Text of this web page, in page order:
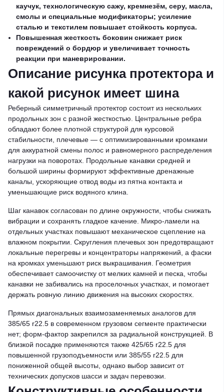
каучук, технологическую сажу, кремнезём, серу, масла,
смолы и специальные модификаторы; усиление
сталью и текстилем повышает стойкость корпуса.
Повышенная жесткость боковин снижает риск
повреждений о бордюр и увеличивает точность
реакции при маневрировании.
Описание рисунка протектора и
какой рисунок имеет шина
Реберный симметричный протектор состоит из нескольких
продольных зон с разной жесткостью. Центральные ребра
обладают более плотной структурой для курсовой
стабильности, плечевые — с оптимизированными кромками
для аккуратной смены полос и равномерного распределения
нагрузки на поворотах. Продольные канавки средней и
большой ширины формируют эффективные дренажные
каналы, ускоряющие отвод воды из пятна контакта и
уменьшающие риск водяного клина.
Шаг канавок согласован по длине окружности, чтобы снижать
вибрации и сохранять гладкое качение. Микро-ламели на
отдельных участках повышают механическое сцепление на
влажном покрытии. Скругления плечевых зон предотвращают
локальные перегревы и концентраторы напряжений, а фаски
на кромках уменьшают риск выкрашивания. Геометрия
обеспечивает самоочистку от мелких камней и песка, чтобы
канавки не забивались на проселочных участках, и помогает
держать ровную линию движения на высоких скоростях.
Прямых диагональных взаимозаменяемых аналогов для
385/65 r22.5 в современном грузовом сегменте практически
нет; форм-фактор закрепился за радиальной конструкцией. В
близкой посадке применяются также 425/65 r22.5 для
повышенной грузоподъемности или 385/55 r22.5 для
пониженной общей высоты, однако выбор зависит от
технических допусков шасси и задач перевозки.